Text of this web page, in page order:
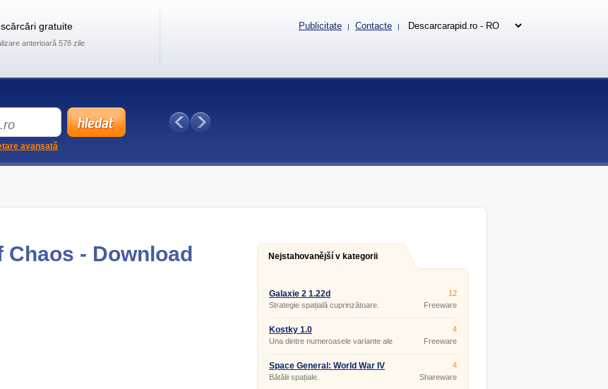
Chaos - Download Nejstahovanější v kategorii
Galaxie 2 1.22d
Strategie spațială cuprinzătoare.
12
Freeware
Kostky 1.0
Una dintre numeroasele variante ale
4
Freeware
Space General: World War IV
Bătălii spațiale.
4
Shareware
gratuite
anterioară 578 zile
Publicitate | Contacte |
avansată